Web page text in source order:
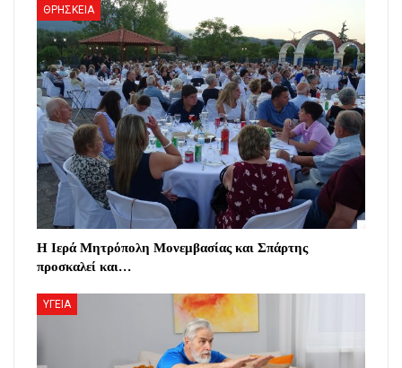
ΘΡΗΣΚΕΙΑ
Η Ιερά Μητρόπολη Μονεμβασίας και Σπάρτης
προσκαλεί και…
ΥΓΕΙΑ